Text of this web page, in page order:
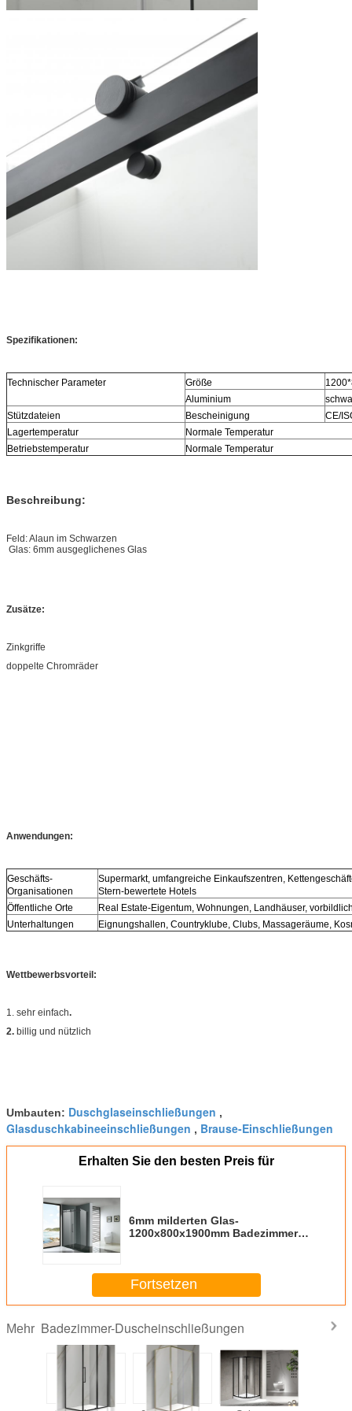
Spezifikationen:
Technischer Parameter Größe
Aluminium
Stützdateien
Bescheinigung
CE/
Lagertemperatur
Normale Temperatur
Betriebstemperatur
Normale Temperatur
Beschreibung:
Feld: Alaun im Schwarzen
Glas: 6mm ausgeglichenes Glas
Zusätze:
Zinkgriffe
doppelte Chromräder
Anwendungen:
Geschäfts-
Organisationen
Supermarkt, umfangreiche Einkaufszentren,
Stern-bewertete Hotels
Öffentliche Orte
Real Estate-Eigentum, Wohnungen, Landhäuser,
Unterhaltungen
Eignungshallen, Countryklube, Clubs, Massageräume,
Wettbewerbsvorteil:
1. sehr einfach.
2. billig und nützlich
Umbauten: Duschglaseinschließungen ,
Glasduschkabineeinschließungen , Brause-Einschließungen
Erhalten Sie den besten Preis für
6mm milderten Glas-
1200x800x1900mm Badezimmer
Fortsetzen
Mehr Badezimmer-Duscheinschließungen